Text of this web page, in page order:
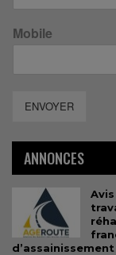
Mobile
ENVOYER
ANNONCES